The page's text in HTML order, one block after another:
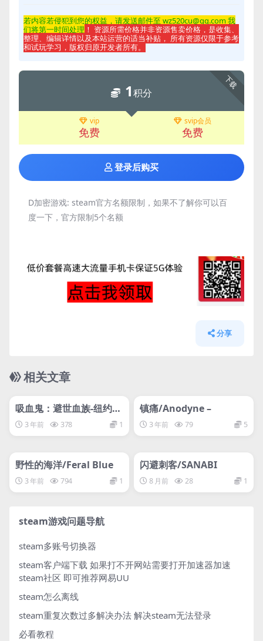
若内容若侵犯到您的权益，请发送邮件至 wz520cu@qq.com 我
们将第一时间处理 ！ 资源所需价格并非资源售卖价格，是收集、
整理、编辑详情以及本站运营的适当补贴， 所有资源仅限于参考
和试玩学习，版权归原开发者所有。
下载
1积分
vip
免费
svip会员
免费
登录后购买
D加密游戏: steam官方名额限制，如果不了解你可以百
度一下，官方限制5个名额
分享
相关文章
网盘下载游戏
吸血鬼：避世血族-纽约帮
会/Vampire: The Masq
uerade – Coteries of Ne
3 年前 378 1
镇痛/Anodyne –
3 年前 79 5
网盘下载游戏
野性的海洋/Feral Blue
3 年前 794 1
网盘下载游戏
闪避刺客/SANABI
8 月前 28 1
steam游戏问题导航
steam多账号切换器
steam客户端下载 如果打不开网站需要打开加速器加速
steam社区 即可推荐网易UU
steam怎么离线
steam重复次数过多解决办法 解决steam无法登录
必看教程